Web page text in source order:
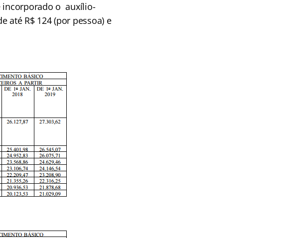
incorporado o auxílio-
até R$ 124 (por pessoa) e